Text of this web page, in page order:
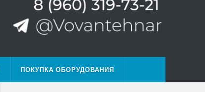
ПОКУПКА ОБОРУДОВАНИЯ